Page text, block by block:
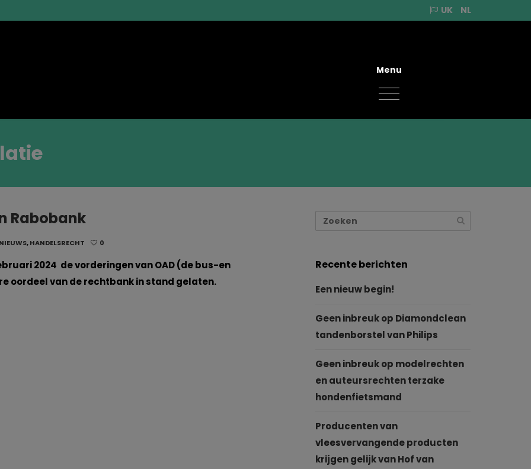
UK NL
Rabobank
,HANDELSRECHT 0
2024 de vorderingen van OAD (de bus-en
oordeel van de rechtbank in stand gelaten.
Recente berichten
Een nieuw begin!
Geen inbreuk op Diamondclean
tandenborstel van Philips
Geen inbreuk op modelrechten
en auteursrechten terzake
hondenfietsmand
Producenten van
vleesvervangende producten
krijgen gelijk van Hof van
Menu